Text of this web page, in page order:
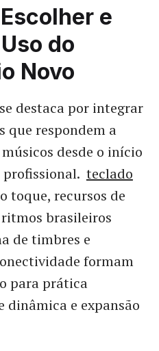
e
do
Novo
destaca por integrar
que respondem a
desde o início
teclado
toque, recursos de
brasileiros
de timbres e
formam
para prática
dinâmica e expansão